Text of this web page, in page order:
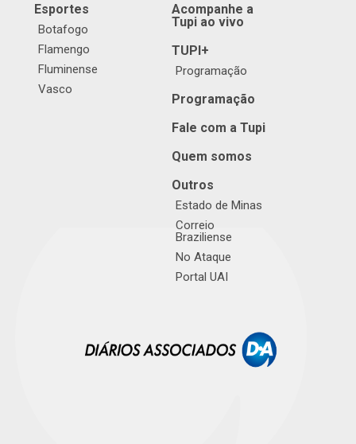
Esportes
Botafogo
Flamengo
Fluminense
Vasco
Acompanhe a
Tupi ao vivo
TUPI+
Programação
Programação
Fale com a Tupi
Quem somos
Outros
Estado de Minas
Correio
Braziliense
No Ataque
Portal UAI